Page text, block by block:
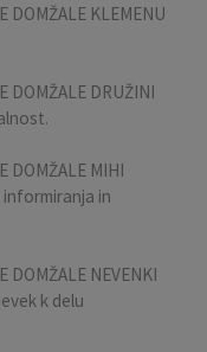
DOMŽALE KLEMENU
DOMŽALE DRUŽINI
DOMŽALE MIHI
informiranja in
DOMŽALE NEVENKI
k delu